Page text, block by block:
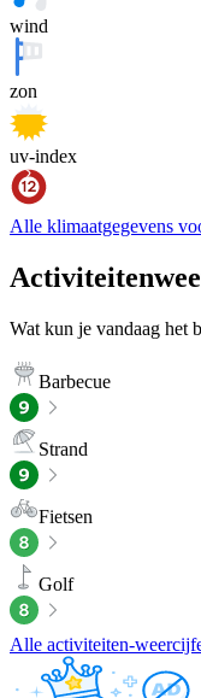
wind
zon
uv-index
Alle klimaatgegevens
Wat kun je vandaag het
Barbecue
Strand
Fietsen
Golf
Alle activiteiten-